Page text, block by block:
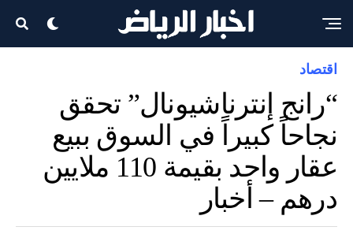
اقتصاد
“رانج إنترناشيونال” تحقق
نجاحاً كبيراً في السوق ببيع
عقار واحد بقيمة 110 ملايين
درهم – أخبار